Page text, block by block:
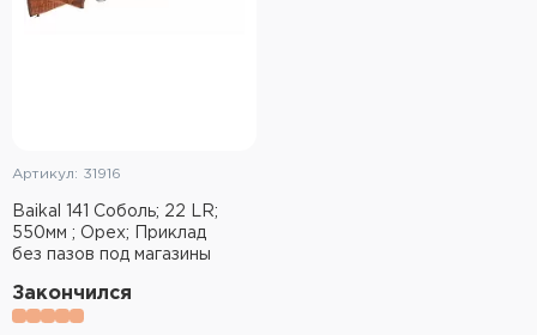
Артикул: 31916
Baikal 141 Соболь; 22 LR;
550мм ; Орех; Приклад
без пазов под магазины
Закончился